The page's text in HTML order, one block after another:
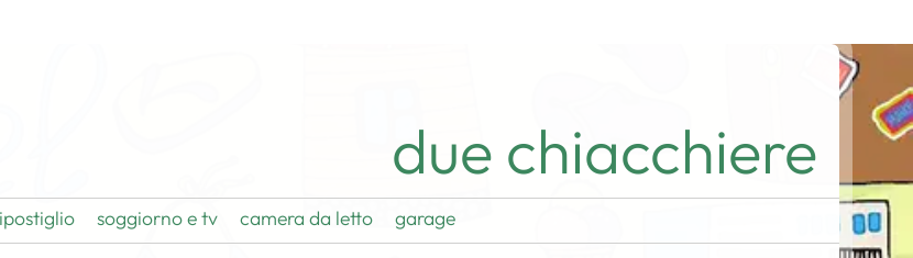
due chiacchiere
soggiorno e tv camera da letto garage